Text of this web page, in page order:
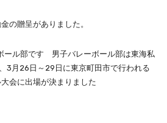
の贈呈がありました。
ール部です 男子バレーボール部は東海私
3月26日～29日に東京町田市で行われる
会に出場が決まりました